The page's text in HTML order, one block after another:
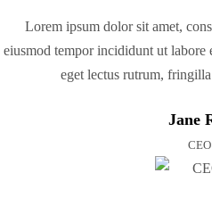
Lorem ipsum dolor sit amet,
eiusmod tempor incididunt ut labore
eget lectus rutrum,
Jane
CEO